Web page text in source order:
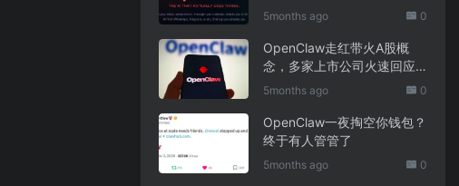
项目的三点启示
5months ago 0
OpenClaw走红带火A股概
念，多家上市公司火速回应
业务布局
5months ago 0
OpenClaw一夜掏空你钱包？
终于有人管管了
5months ago 0